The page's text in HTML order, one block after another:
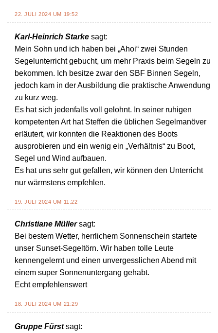
22. JULI 2024 UM 19:52
Karl-Heinrich Starke sagt:
Mein Sohn und ich haben bei „Ahoi“ zwei Stunden
Segelunterricht gebucht, um mehr Praxis beim Segeln zu
bekommen. Ich besitze zwar den SBF Binnen Segeln,
jedoch kam in der Ausbildung die praktische Anwendung
zu kurz weg.
Es hat sich jedenfalls voll gelohnt. In seiner ruhigen
kompetenten Art hat Steffen die üblichen Segelmanöver
erläutert, wir konnten die Reaktionen des Boots
ausprobieren und ein wenig ein „Verhältnis“ zu Boot,
Segel und Wind aufbauen.
Es hat uns sehr gut gefallen, wir können den Unterricht
nur wärmstens empfehlen.
19. JULI 2024 UM 11:22
Christiane Müller sagt:
Bei bestem Wetter, herrlichem Sonnenschein startete
unser Sunset-Segeltörn. Wir haben tolle Leute
kennengelernt und einen unvergesslichen Abend mit
einem super Sonnenuntergang gehabt.
Echt empfehlenswert
18. JULI 2024 UM 21:29
Gruppe Fürst sagt: